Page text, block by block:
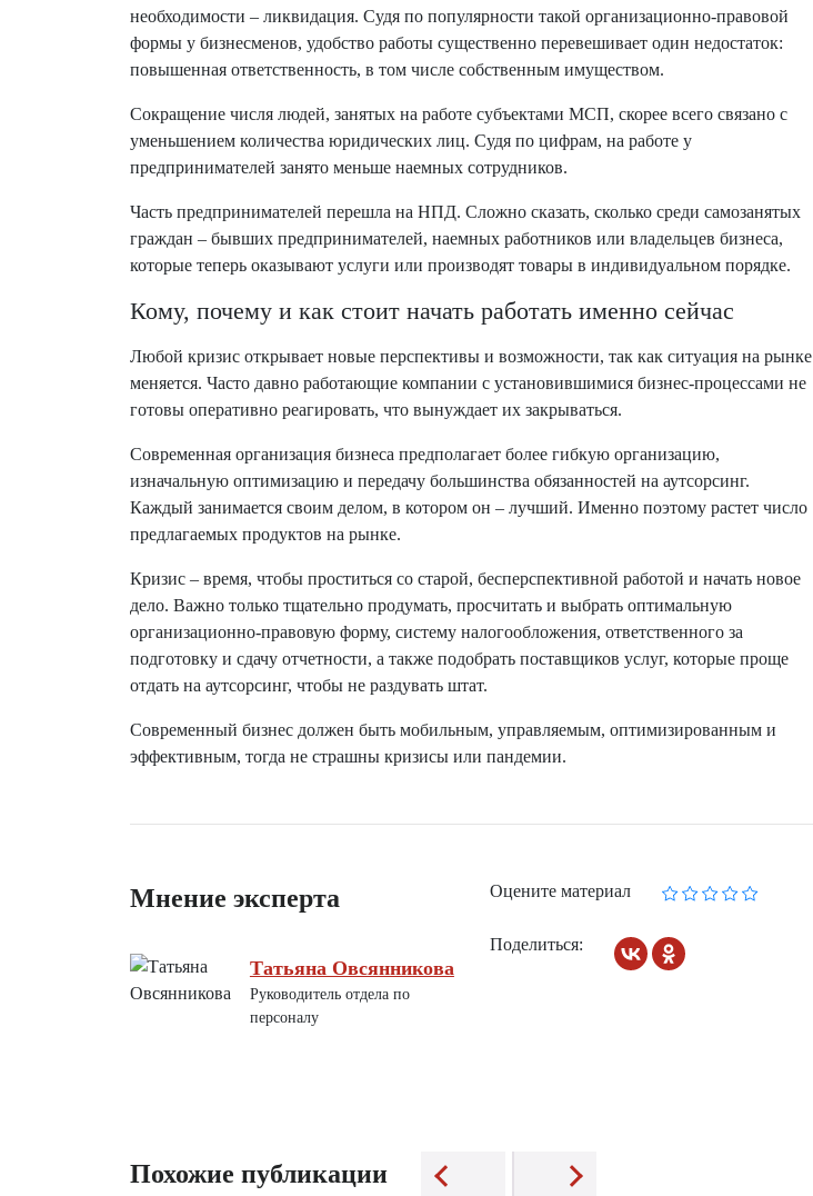
необходимости – ликвидация. Судя по популярности такой организационно-правовой
формы у бизнесменов, удобство работы существенно перевешивает один недостаток:
повышенная ответственность, в том числе собственным имуществом.
Сокращение числя людей, занятых на работе субъектами МСП, скорее всего связано с
уменьшением количества юридических лиц. Судя по цифрам, на работе у
предпринимателей занято меньше наемных сотрудников.
Часть предпринимателей перешла на НПД. Сложно сказать, сколько среди самозанятых
граждан – бывших предпринимателей, наемных работников или владельцев бизнеса,
которые теперь оказывают услуги или производят товары в индивидуальном порядке.
Кому, почему и как стоит начать работать именно сейчас
Любой кризис открывает новые перспективы и возможности, так как ситуация на рынке
меняется. Часто давно работающие компании с установившимися бизнес-процессами не
готовы оперативно реагировать, что вынуждает их закрываться.
Современная организация бизнеса предполагает более гибкую организацию,
изначальную оптимизацию и передачу большинства обязанностей на аутсорсинг.
Каждый занимается своим делом, в котором он – лучший. Именно поэтому растет число
предлагаемых продуктов на рынке.
Кризис – время, чтобы проститься со старой, бесперспективной работой и начать новое
дело. Важно только тщательно продумать, просчитать и выбрать оптимальную
организационно-правовую форму, систему налогообложения, ответственного за
подготовку и сдачу отчетности, а также подобрать поставщиков услуг, которые проще
отдать на аутсорсинг, чтобы не раздувать штат.
Современный бизнес должен быть мобильным, управляемым, оптимизированным и
эффективным, тогда не страшны кризисы или пандемии.
Мнение эксперта
Татьяна Овсянникова
Руководитель отдела по
персоналу
Оцените материал
Поделиться:
Похожие публикации